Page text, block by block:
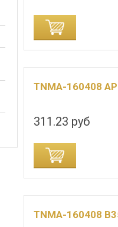
ДОБАВИТЬ
TNMA-160408
311.23 руб
ДОБАВИТЬ
TNMA-160408